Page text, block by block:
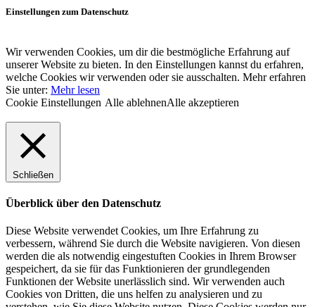
Einstellungen zum Datenschutz
Wir verwenden Cookies, um dir die bestmögliche Erfahrung auf
unserer Website zu bieten. In den Einstellungen kannst du erfahren,
welche Cookies wir verwenden oder sie ausschalten. Mehr erfahren
Sie unter: Mehr lesen
Cookie Einstellungen Alle ablehnenAlle akzeptieren
Schließen
Überblick über den Datenschutz
Diese Website verwendet Cookies, um Ihre Erfahrung zu
verbessern, während Sie durch die Website navigieren. Von diesen
werden die als notwendig eingestuften Cookies in Ihrem Browser
gespeichert, da sie für das Funktionieren der grundlegenden
Funktionen der Website unerlässlich sind. Wir verwenden auch
Cookies von Dritten, die uns helfen zu analysieren und zu